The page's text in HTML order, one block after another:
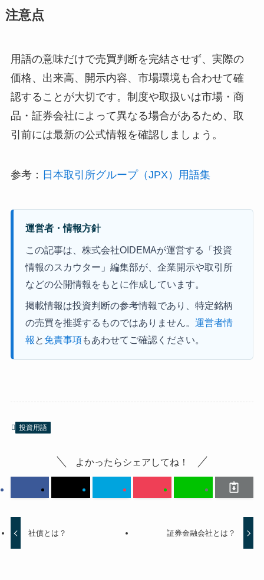
注意点
用語の意味だけで売買判断を完結させず、実際の
価格、出来高、開示内容、市場環境も合わせて確
認することが大切です。制度や取扱いは市場・商
品・証券会社によって異なる場合があるため、取
引前には最新の公式情報を確認しましょう。
参考： 日本取引所グループ（JPX）用語集
運営者・情報方針
この記事は、株式会社OIDEMAが運営する「投資
情報のスカウター」編集部が、企業開示や取引所
などの公開情報をもとに作成しています。
掲載情報は投資判断の参考情報であり、特定銘柄
の売買を推奨するものではありません。運営者情
報 と 免責事項もあわせてご確認ください。
投資用語
よかったらシェアしてね！
社債とは？ 証券金融会社とは？